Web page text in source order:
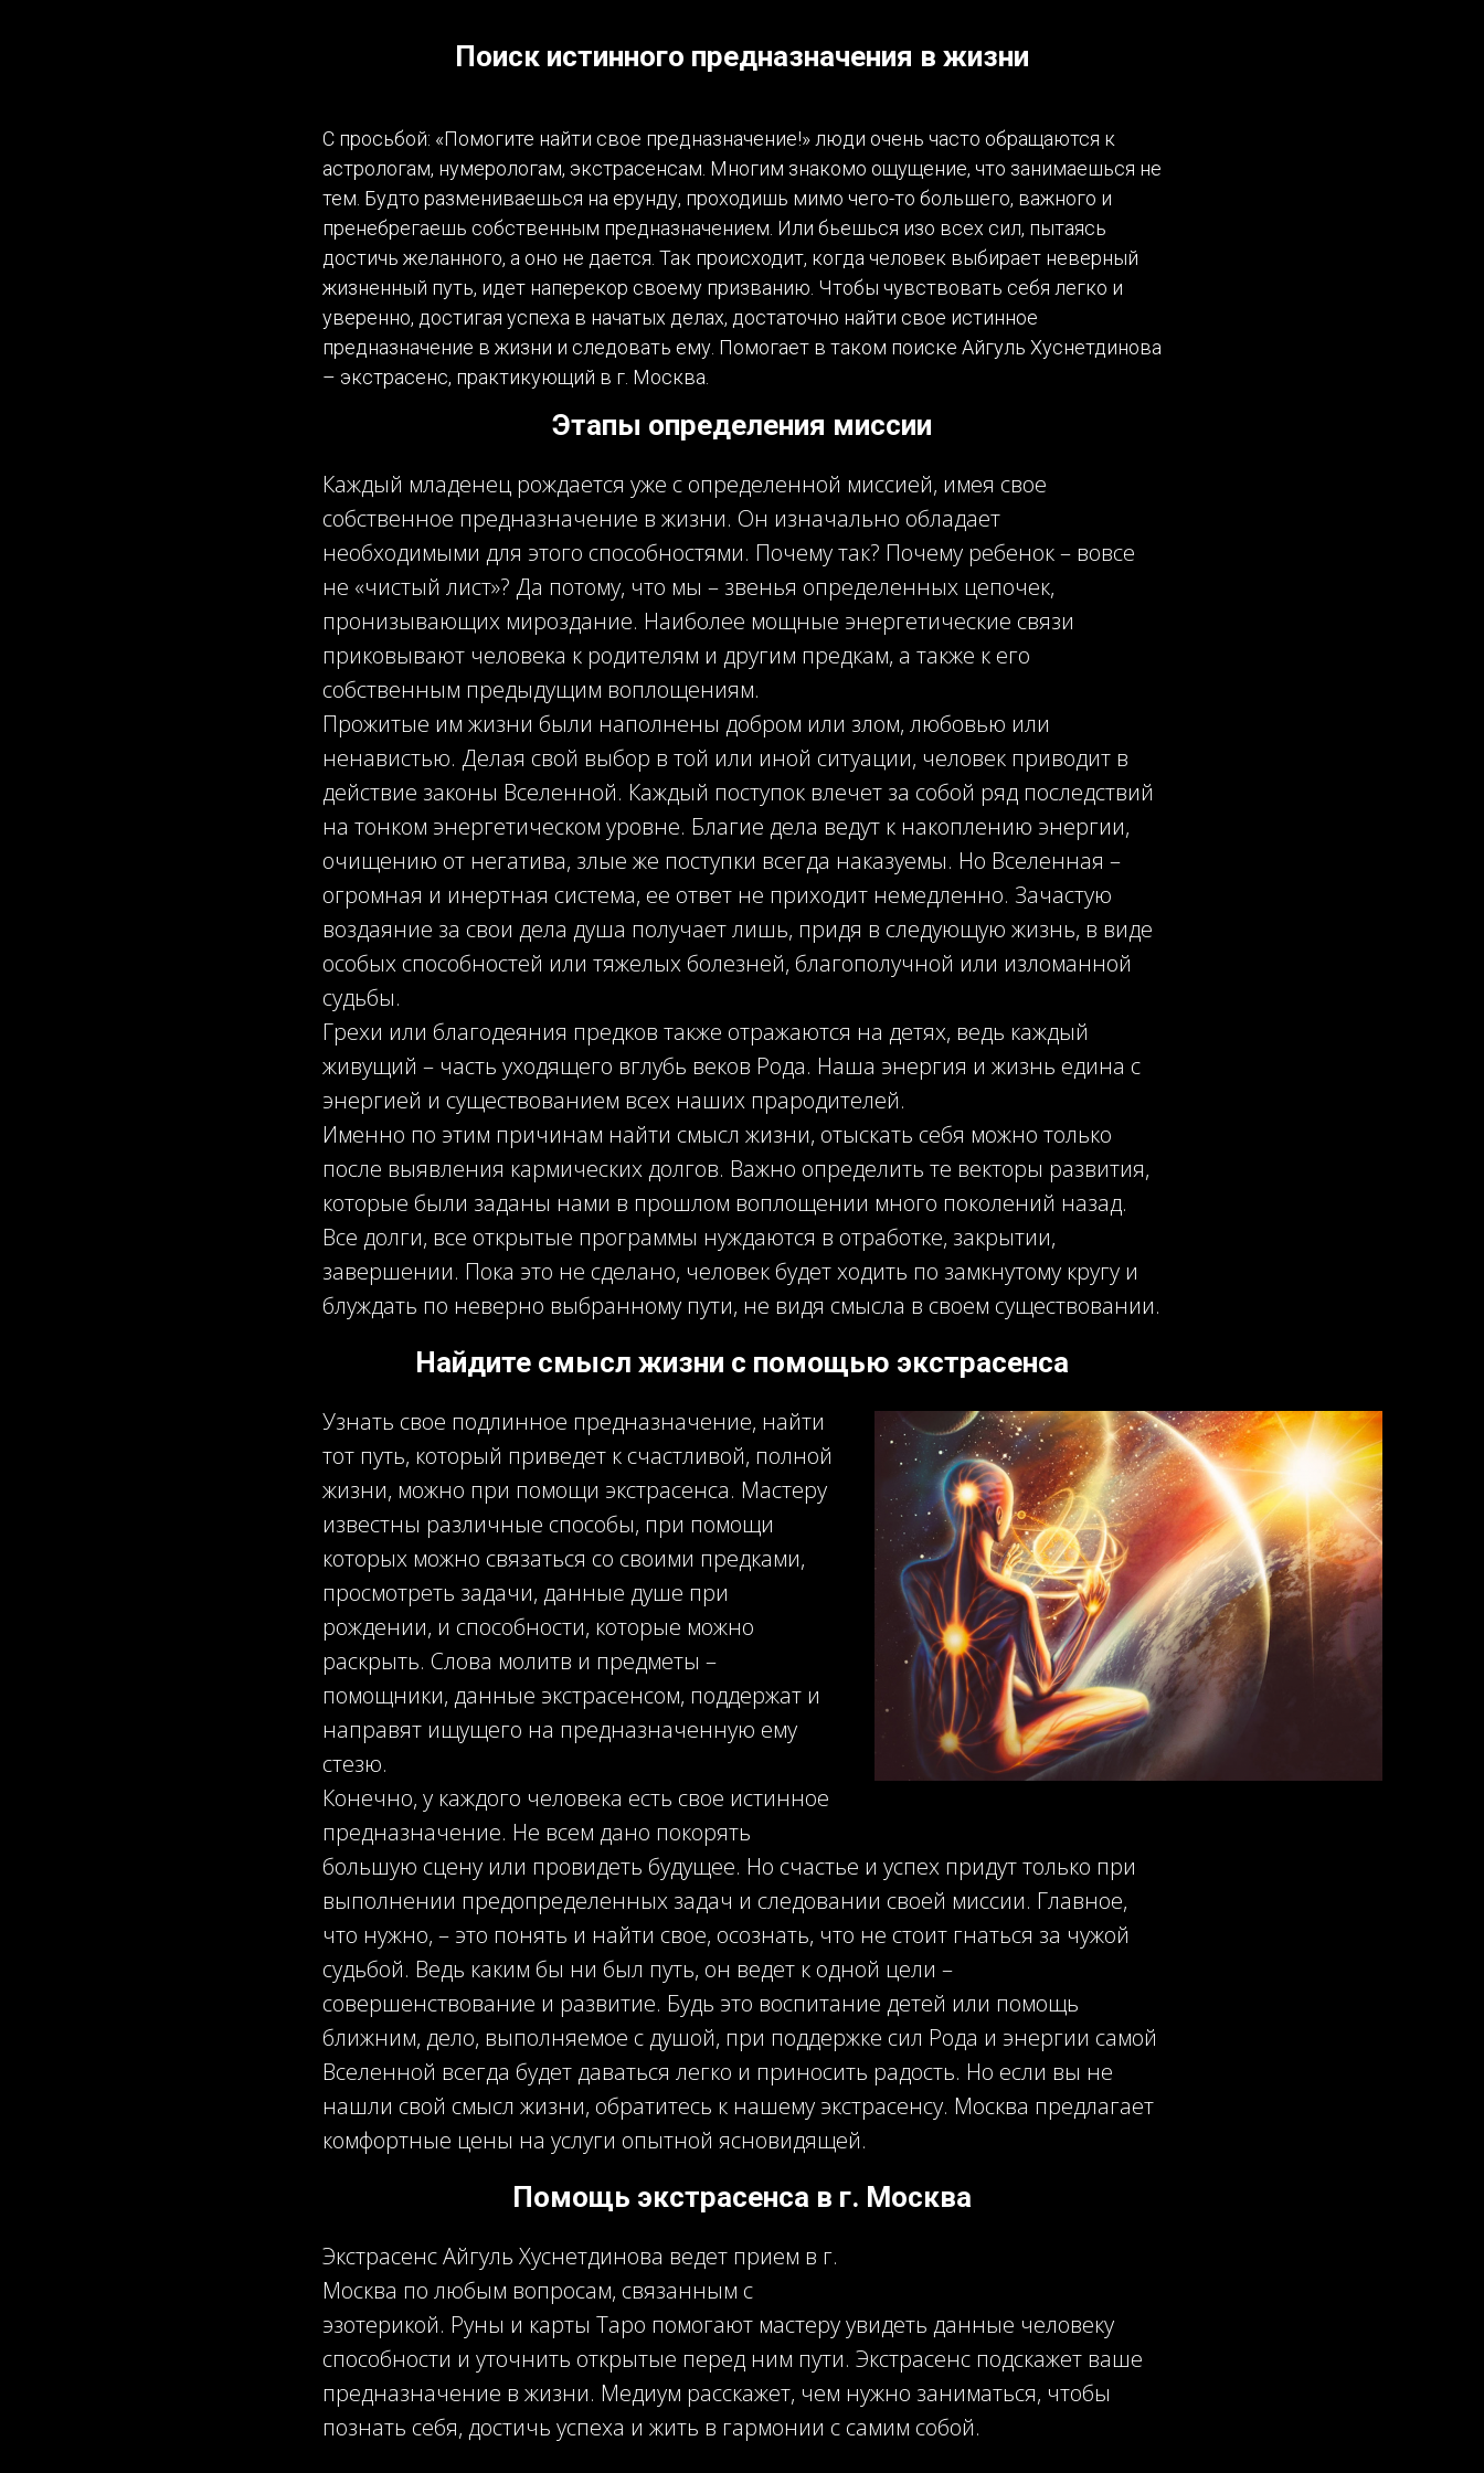
Поиск истинного предназначения в жизни
С просьбой: «Помогите найти свое предназначение!» люди очень часто обращаются к
астрологам, нумерологам, экстрасенсам. Многим знакомо ощущение, что занимаешься не
тем. Будто размениваешься на ерунду, проходишь мимо чего-то большего, важного и
пренебрегаешь собственным предназначением. Или бьешься изо всех сил, пытаясь
достичь желанного, а оно не дается. Так происходит, когда человек выбирает неверный
жизненный путь, идет наперекор своему призванию. Чтобы чувствовать себя легко и
уверенно, достигая успеха в начатых делах, достаточно найти свое истинное
предназначение в жизни и следовать ему. Помогает в таком поиске Айгуль Хуснетдинова
– экстрасенс, практикующий в г. Москва.
Этапы определения миссии
Каждый младенец рождается уже с определенной миссией, имея свое
собственное предназначение в жизни. Он изначально обладает
необходимыми для этого способностями. Почему так? Почему ребенок – вовсе
не «чистый лист»? Да потому, что мы – звенья определенных цепочек,
пронизывающих мироздание. Наиболее мощные энергетические связи
приковывают человека к родителям и другим предкам, а также к его
собственным предыдущим воплощениям.
Прожитые им жизни были наполнены добром или злом, любовью или
ненавистью. Делая свой выбор в той или иной ситуации, человек приводит в
действие законы Вселенной. Каждый поступок влечет за собой ряд последствий
на тонком энергетическом уровне. Благие дела ведут к накоплению энергии,
очищению от негатива, злые же поступки всегда наказуемы. Но Вселенная –
огромная и инертная система, ее ответ не приходит немедленно. Зачастую
воздаяние за свои дела душа получает лишь, придя в следующую жизнь, в виде
особых способностей или тяжелых болезней, благополучной или изломанной
судьбы.
Грехи или благодеяния предков также отражаются на детях, ведь каждый
живущий – часть уходящего вглубь веков Рода. Наша энергия и жизнь едина с
энергией и существованием всех наших прародителей.
Именно по этим причинам найти смысл жизни, отыскать себя можно только
после выявления кармических долгов. Важно определить те векторы развития,
которые были заданы нами в прошлом воплощении много поколений назад.
Все долги, все открытые программы нуждаются в отработке, закрытии,
завершении. Пока это не сделано, человек будет ходить по замкнутому кругу и
блуждать по неверно выбранному пути, не видя смысла в своем существовании.
Найдите смысл жизни с помощью экстрасенса
Узнать свое подлинное предназначение, найти
тот путь, который приведет к счастливой, полной
жизни, можно при помощи экстрасенса. Мастеру
известны различные способы, при помощи
которых можно связаться со своими предками,
просмотреть задачи, данные душе при
рождении, и способности, которые можно
раскрыть. Слова молитв и предметы –
помощники, данные экстрасенсом, поддержат и
направят ищущего на предназначенную ему
стезю.
Конечно, у каждого человека есть свое истинное
предназначение. Не всем дано покорять
большую сцену или провидеть будущее. Но счастье и успех придут только при
выполнении предопределенных задач и следовании своей миссии. Главное,
что нужно, – это понять и найти свое, осознать, что не стоит гнаться за чужой
судьбой. Ведь каким бы ни был путь, он ведет к одной цели –
совершенствование и развитие. Будь это воспитание детей или помощь
ближним, дело, выполняемое с душой, при поддержке сил Рода и энергии самой
Вселенной всегда будет даваться легко и приносить радость. Но если вы не
нашли свой смысл жизни, обратитесь к нашему экстрасенсу. Москва предлагает
комфортные цены на услуги опытной ясновидящей.
Помощь экстрасенса в г. Москва
Экстрасенс Айгуль Хуснетдинова ведет прием в г.
Москва по любым вопросам, связанным с
эзотерикой. Руны и карты Таро помогают мастеру увидеть данные человеку
способности и уточнить открытые перед ним пути. Экстрасенс подскажет ваше
предназначение в жизни. Медиум расскажет, чем нужно заниматься, чтобы
познать себя, достичь успеха и жить в гармонии с самим собой.